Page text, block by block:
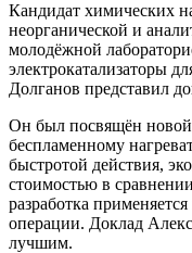
Кандидат химических
неорганической и
молодёжной
электрокатализаторы
Долганов представил
Он был посвящён
беспламенному
быстротой действия,
стоимостью в
разработка
операции. Доклад
лучшим.